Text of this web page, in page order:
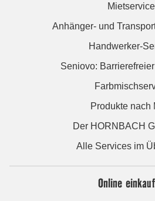
Mietservice
Anhänger- und
Handwerker-
Seniovo:
Produkte nach
Der HORNBACH
Alle Services im
Online